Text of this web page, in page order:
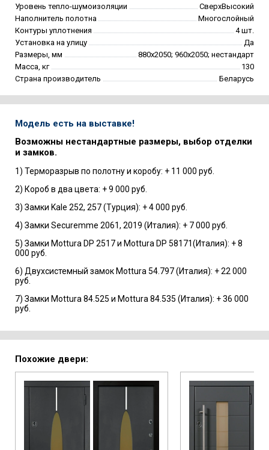
Уровень тепло-шумоизоляции
СверхВысокий
Наполнитель полотна
Многослойный
Контуры уплотнения
4 шт.
Установка на улицу
Да
Размеры, мм
880х2050; 960х2050; нестандарт
Масса, кг
130
Страна производитель
Беларусь
Модель есть на выставке!
Возможны нестандартные размеры, выбор отделки
и замков.
1) Терморазрыв по полотну и коробу: + 11 000 руб.
2) Короб в два цвета: + 9 000 руб.
3) Замки Kale 252, 257 (Турция): + 4 000 руб.
4) Замки Securemme 2061, 2019 (Италия): + 7 000 руб.
5) Замки Mottura DP 2517 и Mottura DP 58171(Италия): + 8
000 руб.
6) Двухсистемный замок Mottura 54.797 (Италия): + 22 000
руб.
7) Замки Mottura 84.525 и Mottura 84.535 (Италия): + 36 000
руб.
Похожие двери: